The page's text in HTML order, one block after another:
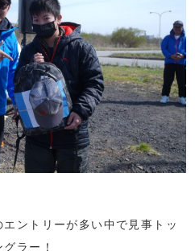
ントリーが多い中で見事トッ
ラー！